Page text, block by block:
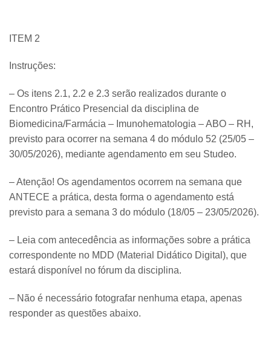
ITEM 2
Instruções:
– Os itens 2.1, 2.2 e 2.3 serão realizados durante o
Encontro Prático Presencial da disciplina de
Biomedicina/Farmácia – Imunohematologia – ABO – RH,
previsto para ocorrer na semana 4 do módulo 52 (25/05 –
30/05/2026), mediante agendamento em seu Studeo.
– Atenção! Os agendamentos ocorrem na semana que
ANTECE a prática, desta forma o agendamento está
previsto para a semana 3 do módulo (18/05 – 23/05/2026).
– Leia com antecedência as informações sobre a prática
correspondente no MDD (Material Didático Digital), que
estará disponível no fórum da disciplina.
– Não é necessário fotografar nenhuma etapa, apenas
responder as questões abaixo.